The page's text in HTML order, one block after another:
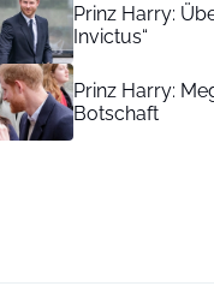
Prinz Harry:
Invictus“
Prinz Harry:
Botschaft